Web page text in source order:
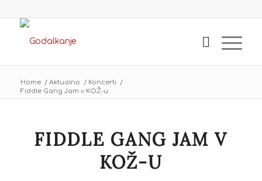
Home / Aktualno / Koncerti
/
Fiddle Gang Jam v KOŽ-u
FIDDLE GANG JAM V
KOŽ-U